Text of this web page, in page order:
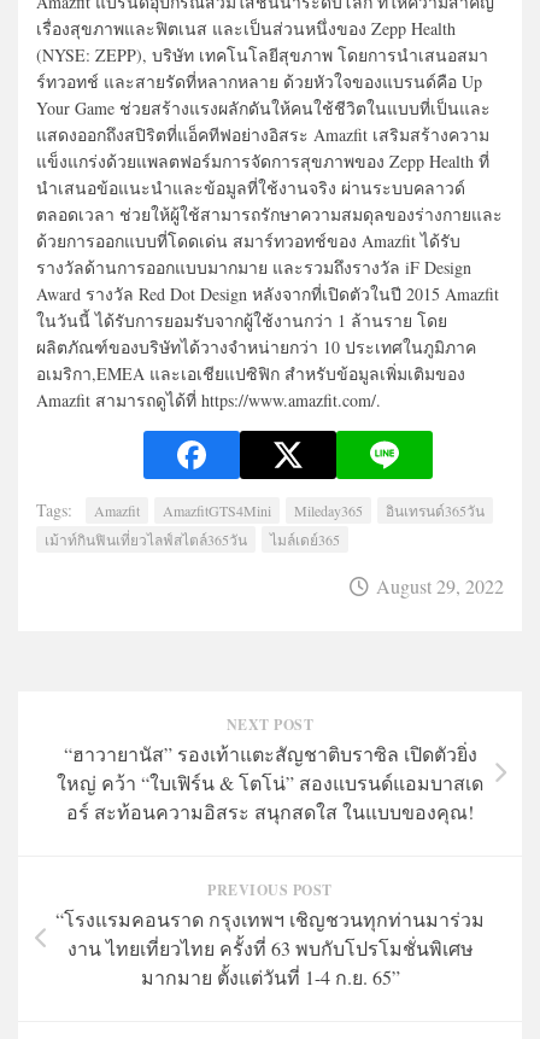
เรื่องสุขภาพและฟิตเนส และเป็นส่วนหนึ่งของ Zepp Health
(NYSE: ZEPP), บริษัท เทคโนโลยีสุขภาพ โดยการนำเสนอสมา
ร์ทวอทช์ และสายรัดที่หลากหลาย ด้วยหัวใจของแบรนด์คือ Up
Your Game ช่วยสร้างแรงผลักดันให้คนใช้ชีวิตในแบบที่เป็นและ
แสดงออกถึงสปิริตที่แอ็คทีฟอย่างอิสระ Amazfit เสริมสร้างความ
แข็งแกร่งด้วยแพลตฟอร์มการจัดการสุขภาพของ Zepp Health ที่
นำเสนอข้อแนะนำและข้อมูลที่ใช้งานจริง ผ่านระบบคลาวด์
ตลอดเวลา ช่วยให้ผู้ใช้สามารถรักษาความสมดุลของร่างกายและ
ด้วยการออกแบบที่โดดเด่น สมาร์ทวอทช์ของ Amazfit ได้รับ
รางวัลด้านการออกแบบมากมาย และรวมถึงรางวัล iF Design
Award รางวัล Red Dot Design หลังจากที่เปิดตัวในปี 2015 Amazfit
ในวันนี้ ได้รับการยอมรับจากผู้ใช้งานกว่า 1 ล้านราย โดย
ผลิตภัณฑ์ของบริษัทได้วางจำหน่ายกว่า 10 ประเทศในภูมิภาค
อเมริกา,EMEA และเอเชียแปซิฟิก สำหรับข้อมูลเพิ่มเติมของ
Amazfit สามารถดูได้ที่ https://www.amazfit.com/.
Tags: Amazfit AmazfitGTS4Mini Mileday365
อินเทรนด์365วัน
เม้าท์กินฟินเที่ยวไลฟ์สไตล์365วัน
ไมล์เดย์365
August 29, 2022
NEXT POST
“ฮาวายานัส” รองเท้าแตะสัญชาติบราซิล เปิดตัวยิ่ง
ใหญ่ คว้า “ใบเฟิร์น & โตโน่” สองแบรนด์แอมบาสเด
อร์ สะท้อนความอิสระ สนุกสดใส ในแบบของคุณ!
PREVIOUS POST
“โรงแรมคอนราด กรุงเทพฯ เชิญชวนทุกท่านมาร่วม
งาน ไทยเที่ยวไทย ครั้งที่ 63 พบกับโปรโมชั่นพิเศษ
มากมาย ตั้งแต่วันที่ 1-4 ก.ย. 65”